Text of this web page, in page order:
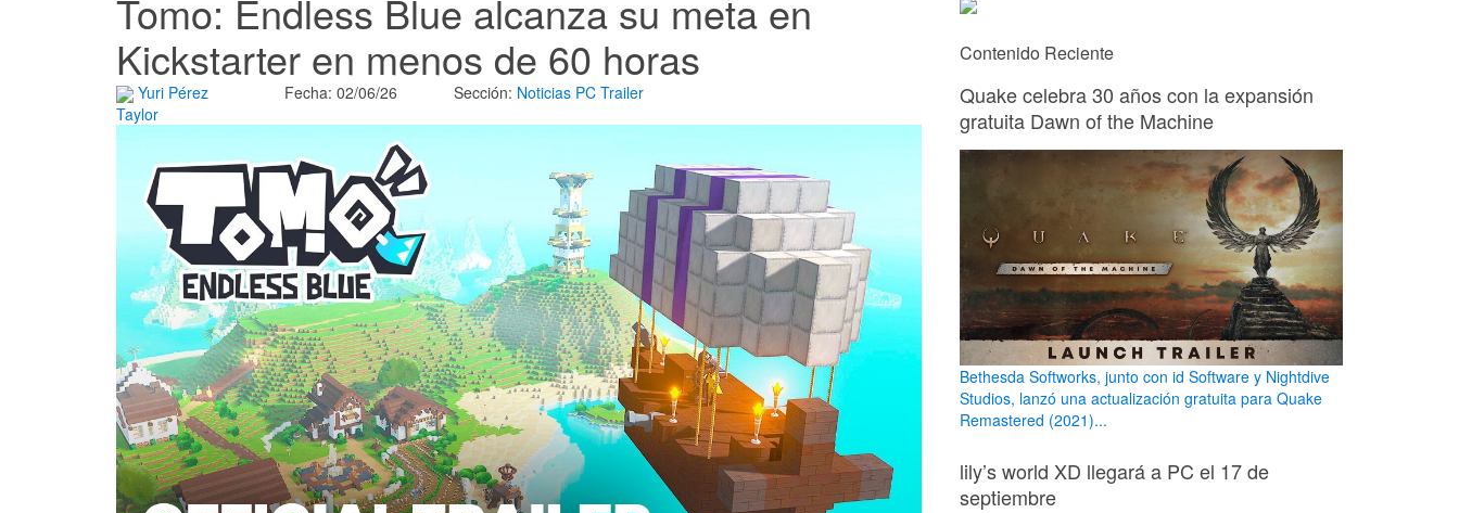
Tomo: Endless Blue alcanza su meta en
Kickstarter en menos de 60 horas
Yuri Pérez
Taylor
Fecha: 02/06/26 Sección: Noticias PC Trailer
Contenido Reciente
Quake celebra 30 años con la expansión
gratuita Dawn of the Machine
Bethesda Softworks, junto con id Software y Nightdive
Studios, lanzó una actualización gratuita para Quake
Remastered (2021)...
lily’s world XD llegará a PC el 17 de
septiembre